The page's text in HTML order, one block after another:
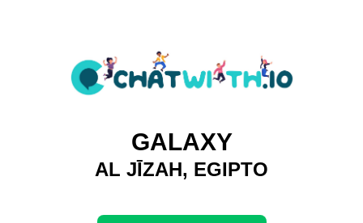
GALAXY
AL JĪZAH, EGIPTO